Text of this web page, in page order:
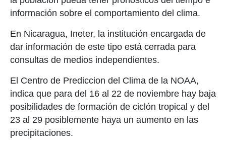
información sobre el comportamiento del clima.
En Nicaragua, Ineter, la institución encargada de
dar información de este tipo está cerrada para
consultas de medios independientes.
El Centro de Prediccion del Clima de la NOAA,
indica que para del 16 al 22 de noviembre hay baja
posibilidades de formación de ciclón tropical y del
23 al 29 posiblemente haya un aumento en las
precipitaciones.